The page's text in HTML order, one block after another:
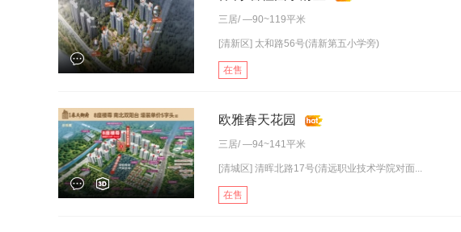
三居/ —90~119平米
[清新区] 太和路56号(清新第五小学旁)
在售
欧雅春天花园
三居/ —94~141平米
[清城区] 清晖北路17号(清远职业技术学院对面...
在售